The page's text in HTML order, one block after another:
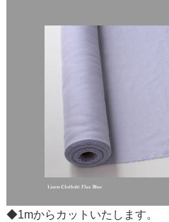
◆1mからカットいたします。